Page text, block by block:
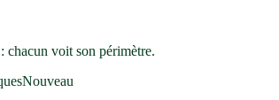
chacun voit son périmètre.
Nouveau